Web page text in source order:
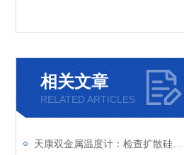
相关文章
RELATED ARTICLES